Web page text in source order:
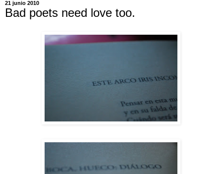
21 junio 2010
Bad poets need love too.